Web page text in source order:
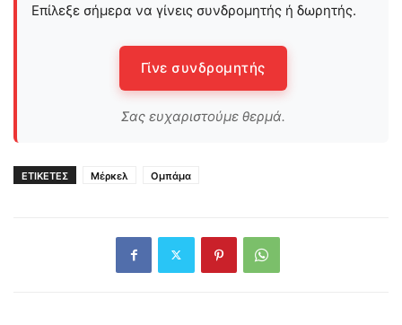
Επίλεξε σήμερα να γίνεις συνδρομητής ή δωρητής.
Γίνε συνδρομητής
Σας ευχαριστούμε θερμά.
ΕΤΙΚΕΤΕΣ Μέρκελ Ομπάμα